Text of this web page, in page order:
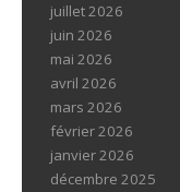
juillet 2026
juin 2026
mai 2026
avril 2026
mars 2026
février 2026
janvier 2026
décembre 2025